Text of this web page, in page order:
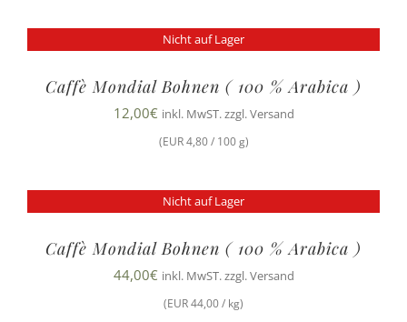
Nicht auf Lager
Caffè Mondial Bohnen ( 100 % Arabica )
12,00€ inkl. MwST. zzgl. Versand
(EUR 4,80 / 100 g)
Nicht auf Lager
Caffè Mondial Bohnen ( 100 % Arabica )
44,00€ inkl. MwST. zzgl. Versand
(EUR 44,00 / kg)